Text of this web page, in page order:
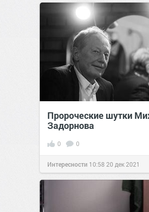
позитива!23:1218 сен 2023
Пророческие шутки
Зaдopнoвa
0 0
Интересности 10:58 20 дек 2021